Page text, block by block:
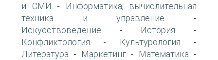
и СМИ -
Информатика, вычислительная
техника и управление -
Искусствоведение - История -
Конфликтология - Культурология -
Литература - Маркетинг - Математика -